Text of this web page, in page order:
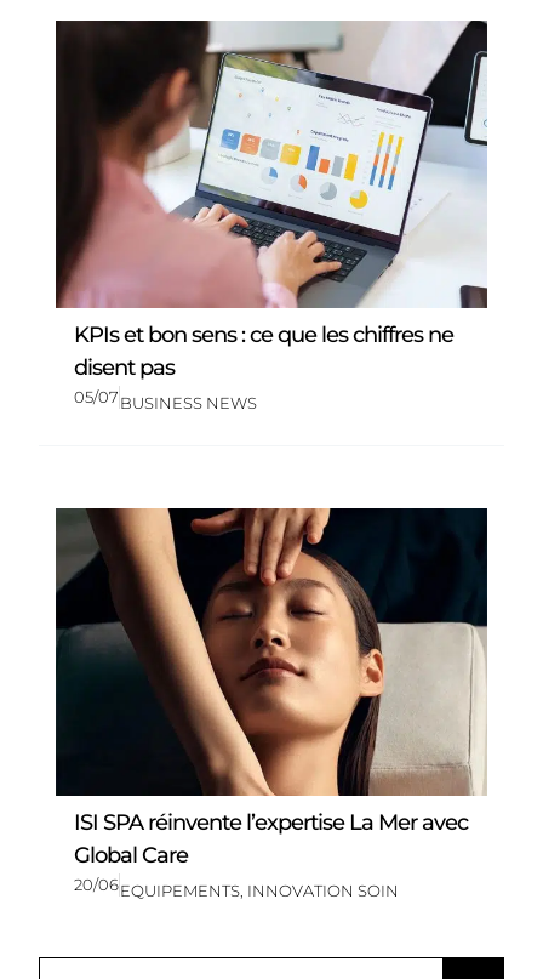
KPIs et bon sens : ce que les chiffres ne
disent pas
05/07BUSINESS NEWS
ISI SPA réinvente l’expertise La Mer avec
Global Care
20/06EQUIPEMENTS, INNOVATION SOIN